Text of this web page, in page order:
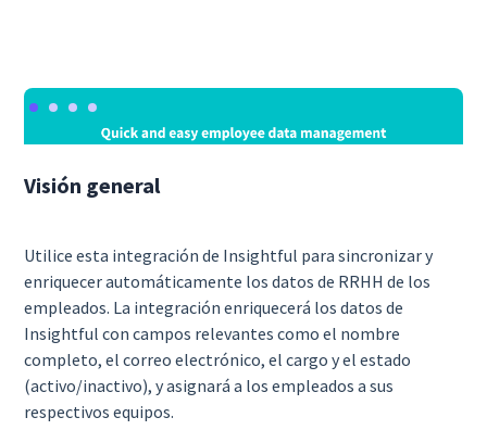
Visión general
Utilice esta integración de Insightful para sincronizar y
enriquecer automáticamente los datos de RRHH de los
empleados. La integración enriquecerá los datos de
Insightful con campos relevantes como el nombre
completo, el correo electrónico, el cargo y el estado
(activo/inactivo), y asignará a los empleados a sus
respectivos equipos.